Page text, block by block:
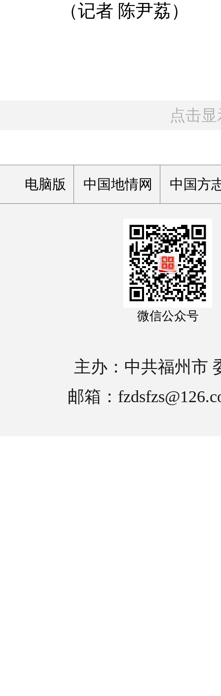
（记者 陈尹荔）
点击
电脑版 中国地情网 中国方
微信公众号
主办：中共福州市
邮箱：